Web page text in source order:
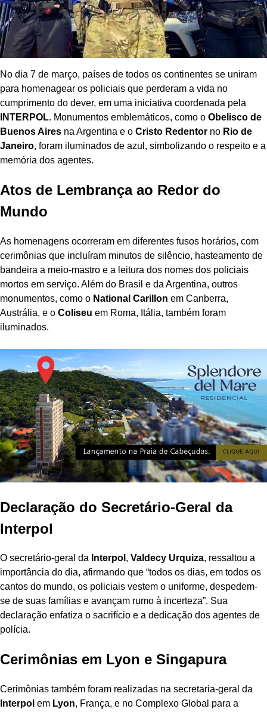
No dia 7 de março, países de todos os continentes se uniram
para homenagear os policiais que perderam a vida no
cumprimento do dever, em uma iniciativa coordenada pela
INTERPOL. Monumentos emblemáticos, como o Obelisco de
Buenos Aires na Argentina e o Cristo Redentor no Rio de
Janeiro, foram iluminados de azul, simbolizando o respeito e a
memória dos agentes.
Atos de Lembrança ao Redor do
Mundo
As homenagens ocorreram em diferentes fusos horários, com
cerimônias que incluíram minutos de silêncio, hasteamento de
bandeira a meio-mastro e a leitura dos nomes dos policiais
mortos em serviço. Além do Brasil e da Argentina, outros
monumentos, como o National Carillon em Canberra,
Austrália, e o Coliseu em Roma, Itália, também foram
iluminados.
Declaração do Secretário-Geral da
Interpol
O secretário-geral da Interpol , Valdecy Urquiza, ressaltou a
importância do dia, afirmando que “todos os dias, em todos os
cantos do mundo, os policiais vestem o uniforme, despedem-
se de suas famílias e avançam rumo à incerteza”. Sua
declaração enfatiza o sacrifício e a dedicação dos agentes de
polícia.
Cerimônias em Lyon e Singapura
Cerimônias também foram realizadas na secretaria-geral da
Interpol em Lyon, França, e no Complexo Global para a